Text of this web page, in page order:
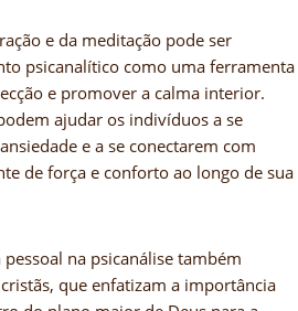
e da meditação pode ser
psicanalítico como uma ferramenta
e promover a calma interior.
ajudar os indivíduos a se
e a se conectarem com
de força e conforto ao longo de sua
na psicanálise também
que enfatizam a importância